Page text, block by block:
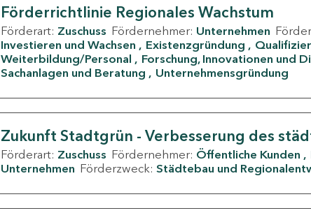
Förderrichtlinie Regionales Wachstum
Förderart: Zuschuss Fördernehmer: Unternehmen
Investieren und Wachsen
Existenzgründung
Weiterbildung/Personal
Forschung, Innovationen und
Sachanlagen und Beratung
Unternehmensgründung
Zukunft Stadtgrün - Verbesserung des
Förderart: Zuschuss Fördernehmer: Öffentliche Kunden
Unternehmen Förderzweck: Städtebau und